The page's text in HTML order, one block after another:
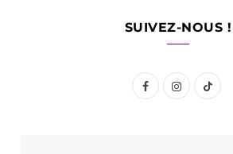
SUIVEZ-NOUS !
F
I
T